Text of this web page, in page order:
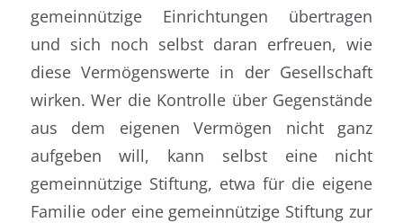
gemeinnützige Einrichtungen übertragen
und sich noch selbst daran erfreuen, wie
diese Vermögenswerte in der Gesellschaft
wirken. Wer die Kontrolle über Gegenstände
aus dem eigenen Vermögen nicht ganz
aufgeben will, kann selbst eine nicht
gemeinnützige Stiftung, etwa für die eigene
Familie oder eine gemeinnützige Stiftung zur